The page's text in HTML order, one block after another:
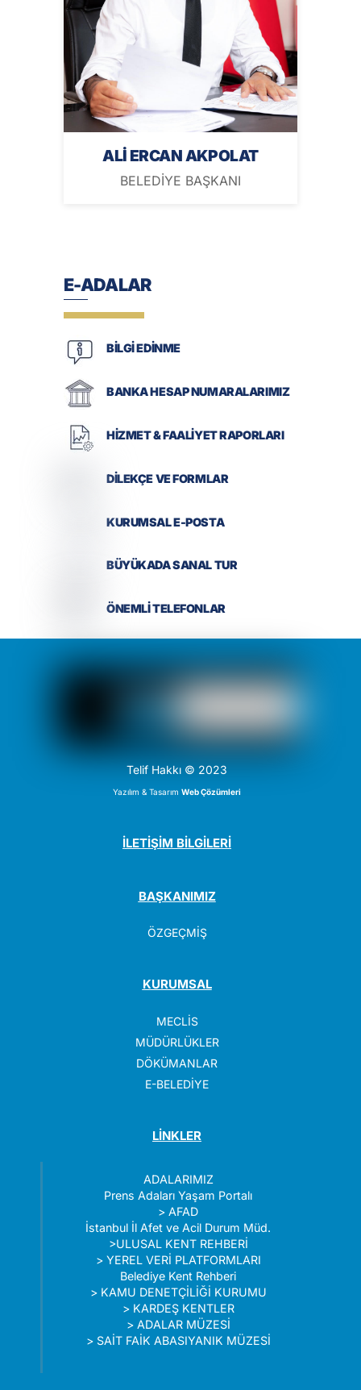
ALİ ERCAN AKPOLAT
BELEDİYE BAŞKANI
E-ADALAR
BİLGİ EDİNME
BANKA HESAP NUMARALARIMIZ
HİZMET & FAALİYET RAPORLARI
DİLEKÇE VE FORMLAR
KURUMSAL E-POSTA
BÜYÜKADA SANAL TUR
ÖNEMLİ TELEFONLAR
Telif Hakkı © 2023
Yazılım & TasarımWeb Çözümleri
İLETİŞİM BİLGİLERİ
BAŞKANIMIZ
ÖZGEÇMİŞ
KURUMSAL
MECLİS
MÜDÜRLÜKLER
DÖKÜMANLAR
E-BELEDİYE
LİNKLER
ADALARIMIZ
Prens Adaları Yaşam Portalı
>AFAD
İstanbul İl Afet ve Acil Durum Müd.
>ULUSAL KENT REHBERİ
> YEREL VERİ PLATFORMLARI
Belediye Kent Rehberi
> KAMU DENETÇİLİĞİ KURUMU
> KARDEŞ KENTLER
> ADALAR MÜZESİ
> SAİT FAİK ABASIYANIK MÜZESİ